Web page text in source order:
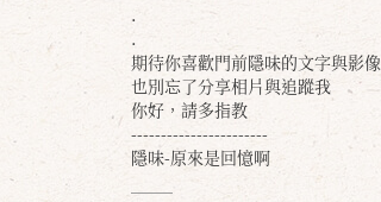
.
.
期待你喜歡門前隱味的文字與影像
也別忘了分享相片與追蹤我
你好，請多指教
-----------------------
隱味-原來是回憶啊